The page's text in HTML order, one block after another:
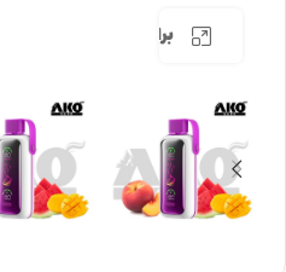
برای بزرگنمایی کلیک کنید